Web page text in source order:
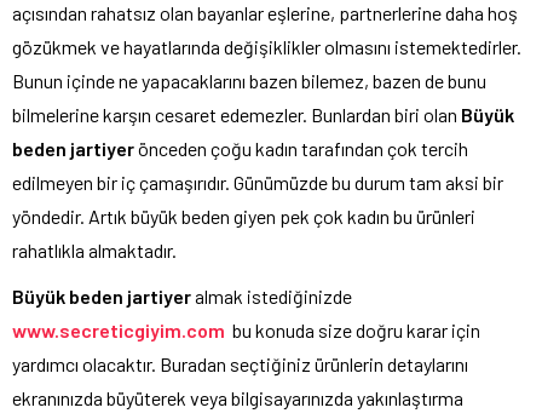
açısından rahatsız olan bayanlar eşlerine, partnerlerine daha hoş
gözükmek ve hayatlarında değişiklikler olmasını istemektedirler.
Bunun içinde ne yapacaklarını bazen bilemez, bazen de bunu
bilmelerine karşın cesaret edemezler. Bunlardan biri olan Büyük
beden jartiyerönceden çoğu kadın tarafından çok tercih
edilmeyen bir iç çamaşırıdır. Günümüzde bu durum tam aksi bir
yöndedir. Artık büyük beden giyen pek çok kadın bu ürünleri
rahatlıkla almaktadır.
Büyük beden jartiyeralmak istediğinizde
www.secreticgiyim.com bu konuda size doğru karar için
yardımcı olacaktır. Buradan seçtiğiniz ürünlerin detaylarını
ekranınızda büyüterek veya bilgisayarınızda yakınlaştırma